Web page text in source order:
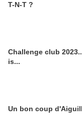
T-N-T ?
Challenge club
is...
Un bon coup